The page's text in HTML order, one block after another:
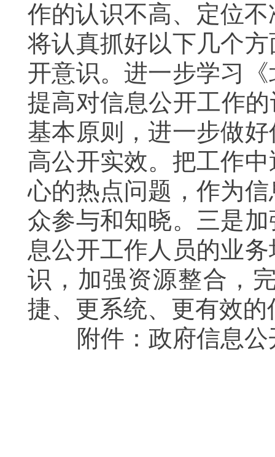
作的认识不高、定位
将认真抓好以下几个
开意识。进一步学习
提高对信息公开工作
基本原则，进一步做
高公开实效。把工作
心的热点问题，作为
众参与和知晓。 三是
息公开工作人员的业
识，加强资源整合，
捷、更系统、更有效
附件：政府信息公